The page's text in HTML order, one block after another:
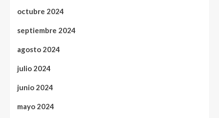
octubre 2024
septiembre 2024
agosto 2024
julio 2024
junio 2024
mayo 2024